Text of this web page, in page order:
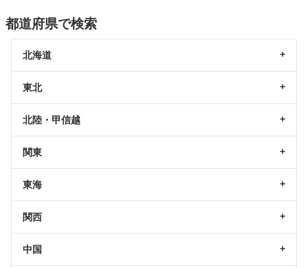
都道府県で検索
北海道
東北
北陸・甲信越
関東
東海
関西
中国